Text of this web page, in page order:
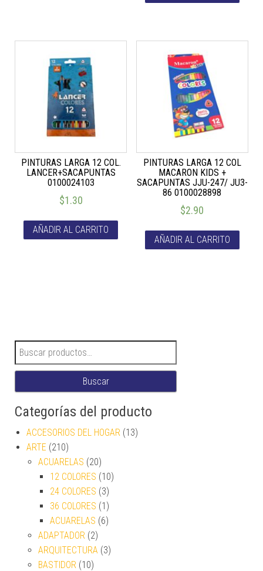
PINTURAS LARGA 12 COL.
LANCER+SACAPUNTAS
0100024103
$1.30
AÑADIR AL CARRITO
PINTURAS LARGA 12 COL
MACARON KIDS +
SACAPUNTAS JJU-247/ JU3-
86 0100028898
$2.90
AÑADIR AL CARRITO
Buscar por:
Buscar
Categorías del producto
ACCESORIOS DEL HOGAR (13)
ARTE (210)
ACUARELAS (20)
12 COLORES (10)
24 COLORES (3)
36 COLORES (1)
ACUARELAS (6)
ADAPTADOR (2)
ARQUITECTURA (3)
BASTIDOR (10)